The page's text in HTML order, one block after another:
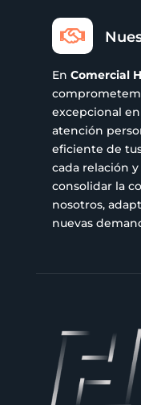

En Comercial
excepcional
atención
eficiente de
cada relación
consolidar la
nosotros,
nuevas